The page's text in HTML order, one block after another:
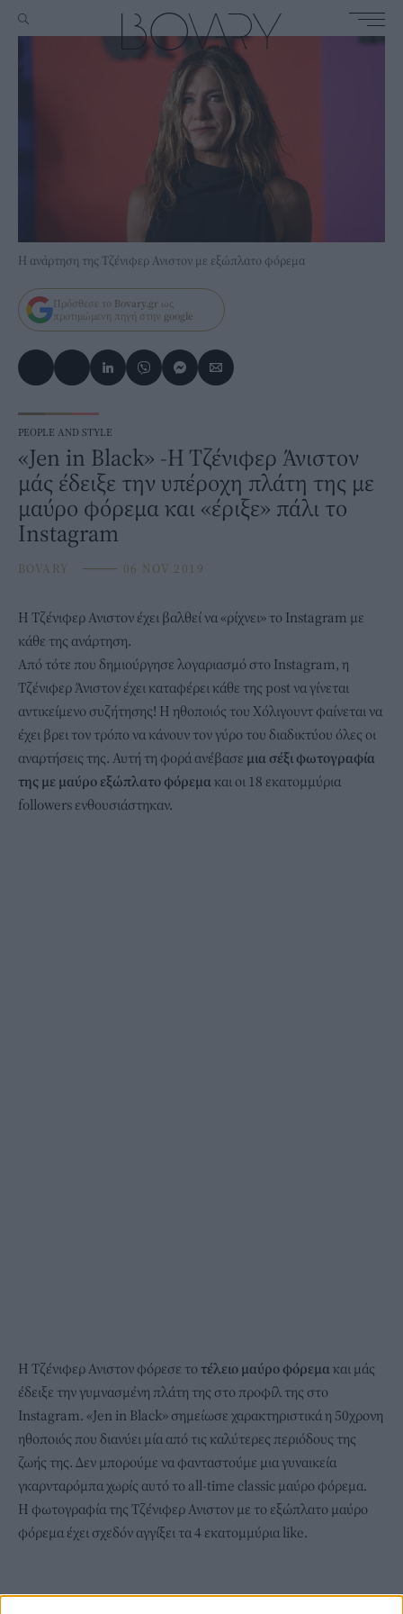
Η ανάρτηση της Τζένιφερ Ανιστον με εξώπλατο φόρεμα
Πρόσθεσε το Bovary.gr ως
προτιμώμενη πηγή στην google
PEOPLE AND STYLE
«Jen in Black» -Η Τζένιφερ Άνιστον
μάς έδειξε την υπέροχη πλάτη της με
μαύρο φόρεμα και «έριξε» πάλι το
Instagram
BOVARY ⸻ 06 NOV 2019
Η Τζένιφερ Ανιστον έχει βαλθεί να «ρίχνει» το Instagram με
κάθε της ανάρτηση.
Από τότε που δημιούργησε λογαριασμό στο Instagram, η
Τζένιφερ Άνιστον έχει καταφέρει κάθε της post να γίνεται
αντικείμενο συζήτησης! H ηθοποιός του Χόλιγουντ φαίνεται να
έχει βρει τον τρόπο να κάνουν τον γύρο του διαδικτύου όλες οι
αναρτήσεις της. Αυτή τη φορά ανέβασε μια σέξι φωτογραφία
της με μαύρο εξώπλατο φόρεμα και οι 18 εκατομμύρια
followers ενθουσιάστηκαν.
Η Τζένιφερ Ανιστον φόρεσε τοτέλειο μαύρο φόρεμα και μάς
έδειξε την γυμνασμένη πλάτη της στο προφίλ της στο
Instagram. «Jen in Black» σημείωσε χαρακτηριστικά η 50χρονη
ηθοποιός που διανύει μία από τις καλύτερες περιόδους της
ζωής της. Δεν μπορούμε να φανταστούμε μια γυναικεία
γκαρνταρόμπα χωρίς αυτό το all-time classic μαύρο φόρεμα.
H φωτογραφία της Τζένιφερ Ανιστον με το εξώπλατο μαύρο
φόρεμα έχει σχεδόν αγγίξει τα 4 εκατομμύρια like.